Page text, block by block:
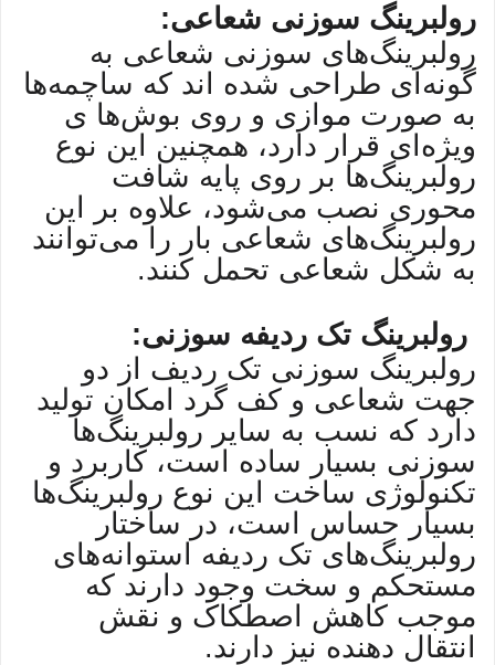
رولبرینگ سوزنی شعاعی:
رولبرینگ‌های سوزنی شعاعی به
گونه‌ای طراحی شده اند که ساچمه‌ها
به صورت موازی و روی بوش‌ها ی
ویژه‌ای قرار دارد، همچنین این نوع
رولبرینگ‌ها بر روی پایه شافت
محوری نصب می‌شود، علاوه بر این
رولبرینگ‌های شعاعی بار را می‌توانند
به شکل شعاعی تحمل کنند.
رولبرینگ تک ردیفه سوزنی:
رولبرینگ سوزنی تک ردیف از دو
جهت شعاعی و کف گرد امکان تولید
دارد که نسب به سایر رولبرینگ‌ها
سوزنی بسیار ساده است، کاربرد و
تکنولوژی ساخت این نوع رولبرینگ‌ها
بسیار حساس است، در ساختار
رولبرینگ‌های تک ردیفه استوانه‌های
مستحکم و سخت وجود دارند که
موجب کاهش اصطکاک و نقش
انتقال دهنده نیز دارند.